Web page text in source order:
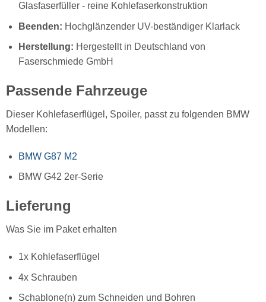
Glasfaserfüller - reine Kohlefaserkonstruktion
Beenden: Hochglänzender UV-beständiger Klarlack
Herstellung: Hergestellt in Deutschland von
Faserschmiede GmbH
Passende Fahrzeuge
Dieser Kohlefaserflügel, Spoiler, passt zu folgenden BMW
Modellen:
BMW G87 M2
BMW G42 2er-Serie
Lieferung
Was Sie im Paket erhalten
1x Kohlefaserflügel
4x Schrauben
Schablone(n) zum Schneiden und Bohren